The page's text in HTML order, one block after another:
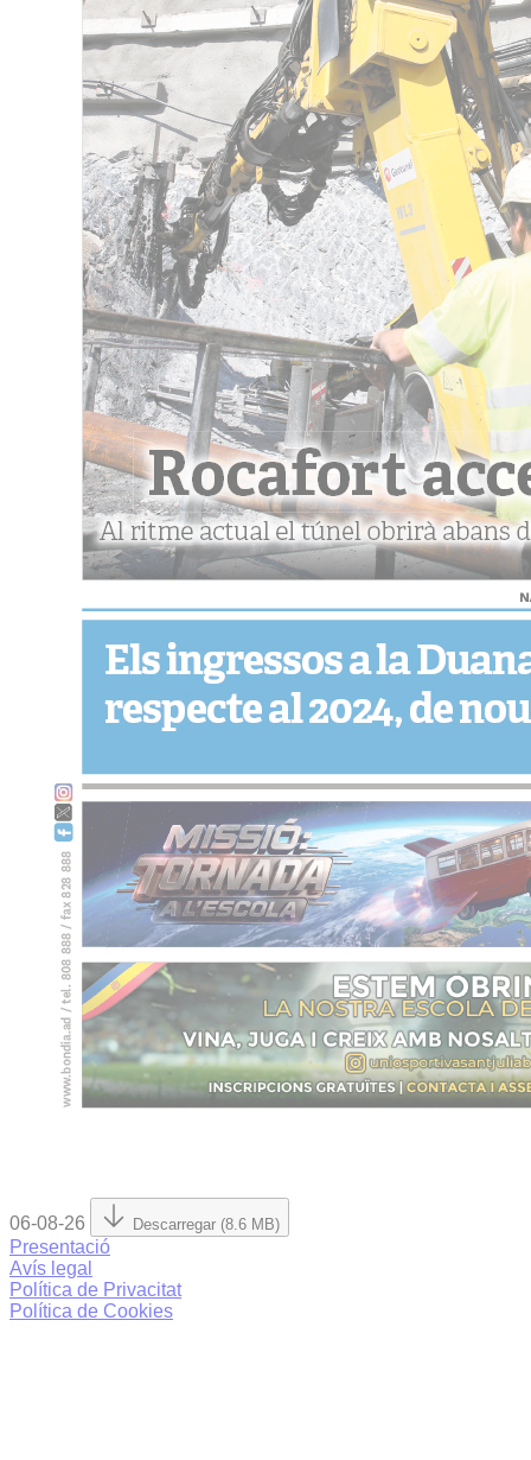
06-08-26 Descarregar (8.6 MB)
Presentació
Avís legal
Política de Privacitat
Política de Cookies